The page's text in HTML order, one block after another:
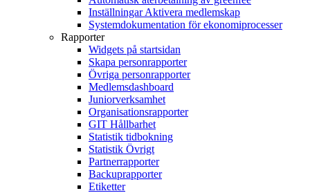
Inställningar Aktivera medlemskap
Systemdokumentation för ekonomiprocesser
Rapporter
Widgets på startsidan
Skapa personrapporter
Övriga personrapporter
Medlemsdashboard
Juniorverksamhet
Organisationsrapporter
GIT Hållbarhet
Statistik tidbokning
Statistik Övrigt
Partnerrapporter
Backuprapporter
Etiketter